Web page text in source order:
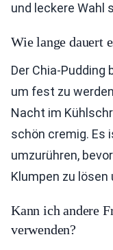
und leckere Wahl
Wie lange dauert
Der Chia-
um fest zu
Nacht im
schön cremig. Es
umzurühren,
Klumpen zu
Kann ich andere
verwenden?